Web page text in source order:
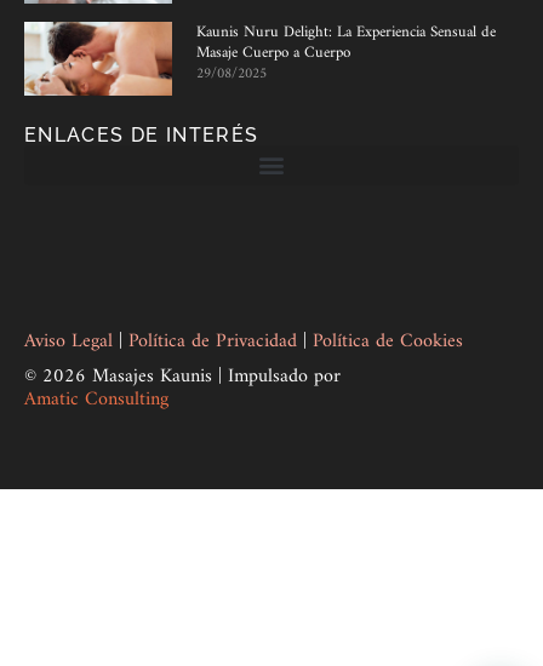
Kaunis Nuru Delight: La Experiencia Sensual de
Masaje Cuerpo a Cuerpo
29/08/2025
ENLACES DE INTERÉS
Aviso Legal | Política de Privacidad | Política de Cookies
© 2026 Masajes Kaunis | Impulsado por
Amatic Consulting